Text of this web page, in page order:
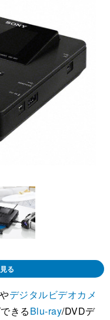
る
やデジタルビデオカメ
きるBlu-ray/DVDデ